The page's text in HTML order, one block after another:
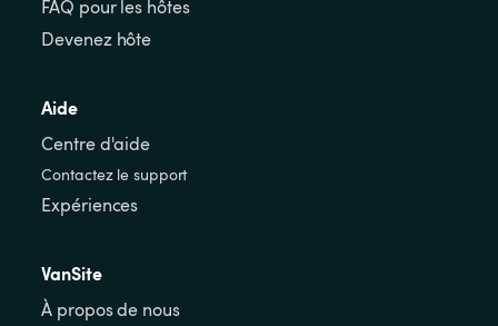
FAQ pour les hôtes
Devenez hôte
Aide
Centre d'aide
Contactez le support
Expériences
VanSite
À propos de nous